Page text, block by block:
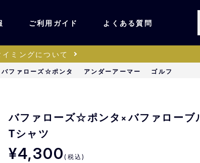
ーム・ワッ
キャップ・ヘルメッ
ベビー バッグ
ショナリー・
ご利用ガイド よくある質問
ミングについて
バファローズ☆ポンタ アンダーアーマー ゴルフ
バファローズ☆ポンタ×バファローブ
Tシャツ
¥4,300(税込)